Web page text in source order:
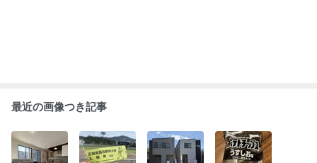
最近の画像つき記事